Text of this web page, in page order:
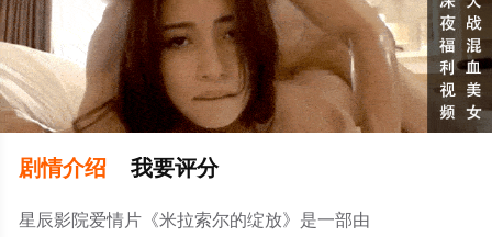
剧情介绍 我要评分
星辰影院爱情片《米拉索尔的绽放》是一部由